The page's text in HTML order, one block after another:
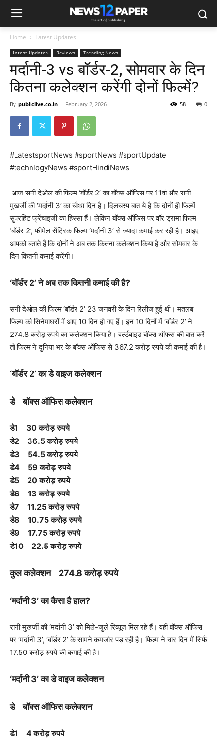
Home Latest Updates
Latest Updates Reviews Trending News
मर्दानी-3 vs बॉर्डर-2, सोमवार के दिन
कितना कलेक्शन करेंगी दोनों फिल्में?
By publiclive.co.in - February 2, 2026 0
58
#LatestsportNews #sportNews #sportUpdate
#technlogyNews #sportHindiNews
आज सनी देओल की फिल्म ‘बॉर्डर 2’ का बॉक्स ऑफिस पर 11वां और रानी
मुखर्जी की ‘मर्दानी 3’ का चौथा दिन है। दिलचस्प बात ये है कि दोनों ही फिल्में
सुपरहिट फ्रेंचाइजी का हिस्सा हैं। लेकिन बॉक्स ऑफिस पर वॉर ड्रामा फिल्म
‘बॉर्डर 2’, फीमेल सेंट्रिक फिल्म ‘मर्दानी 3’ से ज्यादा कमाई कर रही है। आइए
आपको बताते हैं कि दोनों ने अब तक कितना कलेक्शन किया है और सोमवार के
दिन कितनी कमाई करेंगी।
‘बॉर्डर 2’ ने अब तक कितनी कमाई की है?
सनी देओल की फिल्म ‘बॉर्डर 2’ 23 जनवरी के दिन रिलीज हुई थी। मतलब
फिल्म को सिनेमाघरों में आए 10 दिन हो गए हैं। इन 10 दिनों में ‘बॉर्डर 2’ ने
274.8 करोड़ रुपये का कलेक्शन किया है। वर्ल्डवाइड बॉक्स ऑफस की बात करें
तो फिल्म ने दुनिया भर के बॉक्स ऑफिस से 367.2 करोड़ रुपये की कमाई की है।
‘बॉर्डर 2’ का डे वाइज कलेक्शन
डे बॉक्स ऑफिस कलेक्शन
डे1 30 करोड़ रुपये
डे2 36.5 करोड़ रुपये
डे3 54.5 करोड़ रुपये
डे4 59 करोड़ रुपये
डे5 20 करोड़ रुपये
डे6 13 करोड़ रुपये
डे7 11.25 करोड़ रुपये
डे8 10.75 करोड़ रुपये
डे9 17.75 करोड़ रुपये
डे10 22.5 करोड़ रुपये
कुल कलेक्शन 274.8 करोड़ रुपये
‘मर्दानी 3’ का कैसा है हाल?
रानी मुखर्जी की ‘मर्दानी 3’ को मिले-जुले रिव्यूज मिल रहे हैं। वहीं बॉक्स ऑफिस
पर ‘मर्दानी 3’, ‘बॉर्डर 2’ के सामने कमजोर पड़ रही है। फिल्म ने चार दिन में सिर्फ
17.50 करोड़ रुपये की कमाई की है।
‘मर्दानी 3’ का डे वाइज कलेक्शन
डे बॉक्स ऑफिस कलेक्शन
डे1 4 करोड़ रुपये